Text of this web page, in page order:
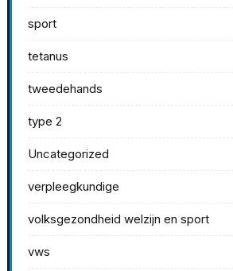
sport
tetanus
tweedehands
type 2
Uncategorized
verpleegkundige
volksgezondheid welzijn en sport
vws